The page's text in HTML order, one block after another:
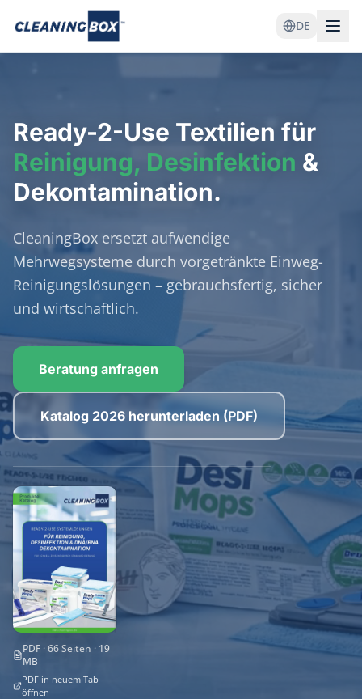
DE
Ready-2-Use Textilien für
Reinigung, Desinfektion &
Dekontamination.
CleaningBox ersetzt aufwendige
Mehrwegsysteme durch vorgetränkte Einweg-
Reinigungslösungen – gebrauchsfertig, sicher
und wirtschaftlich.
Beratung anfragen
Katalog 2026 herunterladen (PDF)
PDF · 66 Seiten · 19
MB
PDF in neuem Tab
öffnen